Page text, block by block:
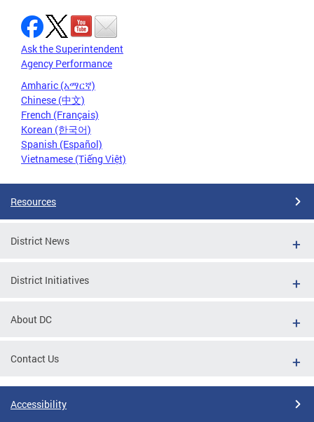
Ask the Superintendent
Agency Performance
Amharic (አማርኛ)
Chinese (中文)
French (Français)
Korean (한국어)
Spanish (Español)
Vietnamese (Tiếng Việt)
Resources
District News
District Initiatives
About DC
Contact Us
Accessibility